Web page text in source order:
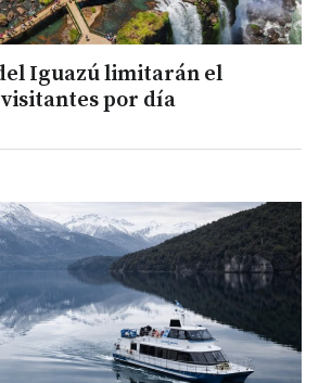
Iguazú limitarán el
visitantes por día